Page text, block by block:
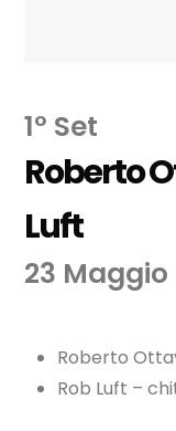
1° Set
Roberto
Luft
23 Maggio
Roberto
Rob Luft –